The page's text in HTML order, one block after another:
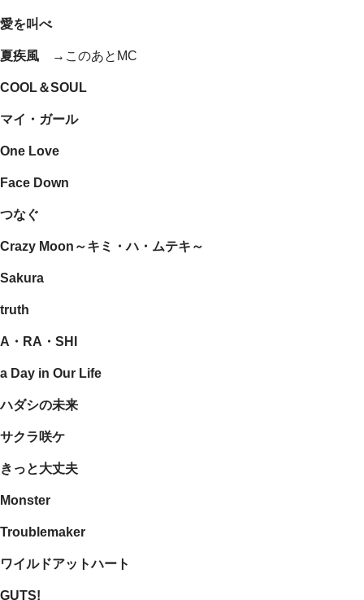
愛を叫べ
夏疾風 → このあとMC
COOL＆SOUL
マイ・ガール
One Love
Face Down
つなぐ
Crazy Moon～キミ・ハ・ムテキ～
Sakura
truth
A・RA・SHI
a Day in Our Life
ハダシの未来
サクラ咲ケ
きっと大丈夫
Monster
Troublemaker
ワイルドアットハート
GUTS!